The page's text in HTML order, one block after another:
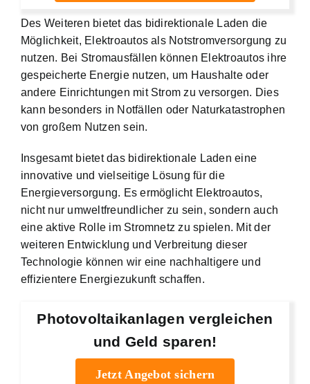
Des Weiteren bietet das bidirektionale Laden die
Möglichkeit, Elektroautos als Notstromversorgung zu
nutzen. Bei Stromausfällen können Elektroautos ihre
gespeicherte Energie nutzen, um Haushalte oder
andere Einrichtungen mit Strom zu versorgen. Dies
kann besonders in Notfällen oder Naturkatastrophen
von großem Nutzen sein.
Insgesamt bietet das bidirektionale Laden eine
innovative und vielseitige Lösung für die
Energieversorgung. Es ermöglicht Elektroautos,
nicht nur umweltfreundlicher zu sein, sondern auch
eine aktive Rolle im Stromnetz zu spielen. Mit der
weiteren Entwicklung und Verbreitung dieser
Technologie können wir eine nachhaltigere und
effizientere Energiezukunft schaffen.
Photovoltaikanlagen vergleichen
und Geld sparen!
Jetzt Angebot sichern